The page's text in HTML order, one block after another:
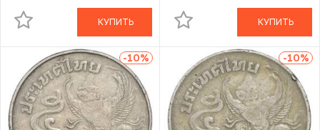
КУПИТЬ КУПИТЬ
-10% -10%